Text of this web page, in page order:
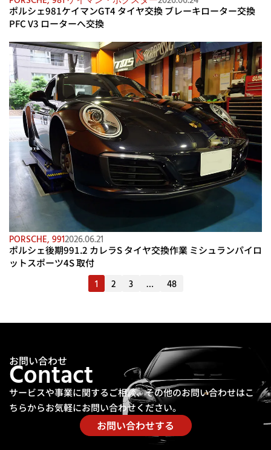
ポルシェ981ケイマンGT4 タイヤ交換 ブレーキローター交換
PFC V3 ローターへ交換
PORSCHE, 9912026.06.21
ポルシェ後期991.2 カレラS タイヤ交換作業 ミシュランパイロ
ットスポーツ4S 取付
1
2 3 … 48
Contact
お問い合わせ
サービスや事業に関するご相談、その他のお問い合わせはこ
ちらからお気軽にお問い合わせください。
お問い合わせする